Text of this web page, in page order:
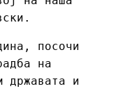
посочи
на
државата и